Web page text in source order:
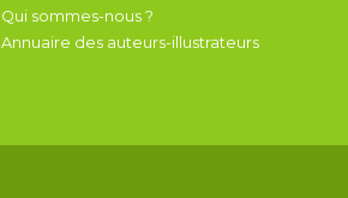
Qui sommes-nous ?
Annuaire des auteurs-illustrateurs